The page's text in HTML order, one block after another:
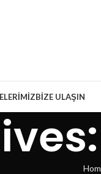
BIZE ULAŞIN